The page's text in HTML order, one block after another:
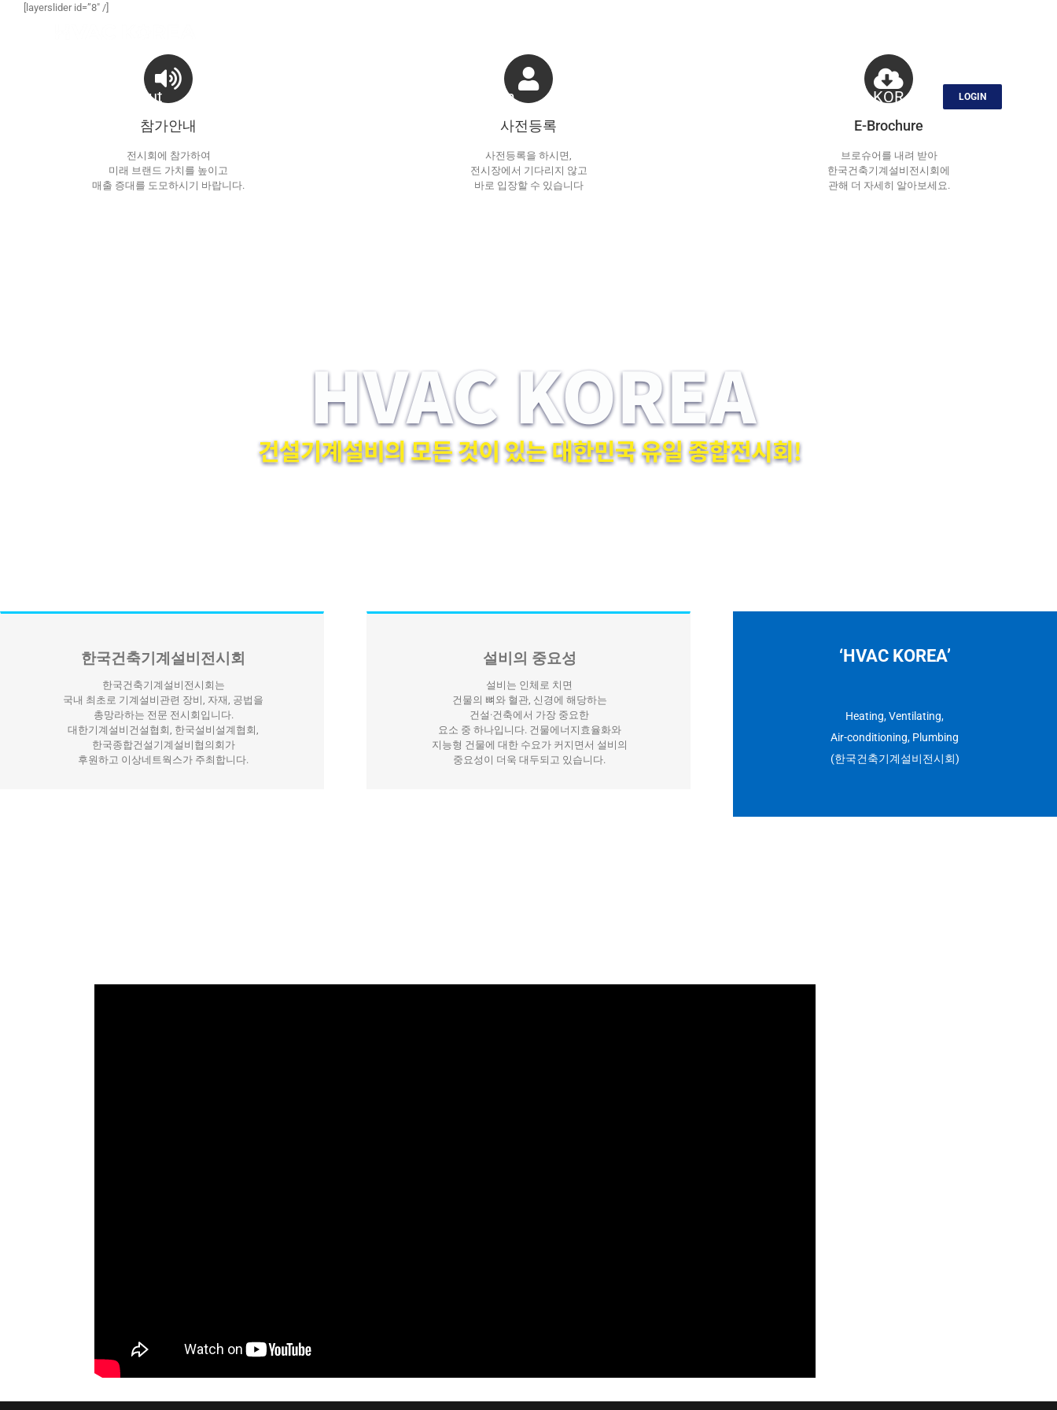
About Program KOR LOGIN
[layerslider id=”8″ /]
참가안내
전시회에 참가하여
미래 브랜드 가치를 높이고
매출 증대를 도모하시기 바랍니다.
사전등록
사전등록을 하시면,
전시장에서 기다리지 않고
바로 입장할 수 있습니다
E-Brochure
브로슈어를 내려 받아
한국건축기계설비전시회에
관해 더 자세히 알아보세요.
한국건축기계설비전시회
한국건축기계설비전시회는
국내 최초로 기계설비관련 장비, 자재, 공법을
총망라하는 전문 전시회입니다.
대한기계설비건설협회, 한국설비설계협회,
한국종합건설기계설비협의회가
후원하고 이상네트웍스가 주최합니다.
설비의 중요성
설비는 인체로 치면
건물의 뼈와 혈관, 신경에 해당하는
건설·건축에서 가장 중요한
요소 중 하나입니다. 건물에너지효율화와
지능형 건물에 대한 수요가 커지면서 설비의
중요성이 더욱 대두되고 있습니다.
‘HVAC KOREA’
Heating, Ventilating,
Air-conditioning, Plumbing
(한국건축기계설비전시회)